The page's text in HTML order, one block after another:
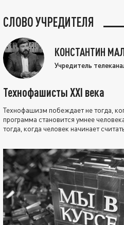
СЛОВО УЧРЕДИТЕЛЯ
КОНСТАНТИН
Учредитель
Технофашисты XXI века
Технофашизм побеждает не тогда,
программа становится умнее
тогда, когда человек начинает